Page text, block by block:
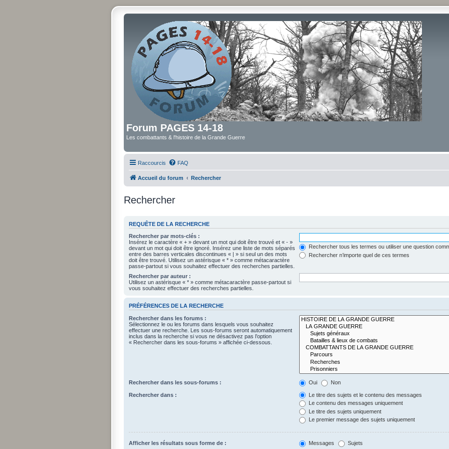
Forum PAGES 14-18
Les combattants & l'histoire de la Grande Guerre
Raccourcis FAQ
Accueil du forum Rechercher
Rechercher
REQUÊTE DE LA RECHERCHE
Rechercher par mots-clés :
Insérez le caractère « + » devant un mot qui doit être trouvé et « - »
devant un mot qui doit être ignoré. Insérez une liste de mots séparés
entre des barres verticales discontinues « | » si seul un des mots
doit être trouvé. Utilisez un astérisque « * » comme métacaractère
passe-partout si vous souhaitez effectuer des recherches partielles.
Rechercher tous les termes ou utiliser une question
Rechercher n’importe quel de ces termes
Rechercher par auteur :
Utilisez un astérisque « * » comme métacaractère passe-partout si
vous souhaitez effectuer des recherches partielles.
PRÉFÉRENCES DE LA RECHERCHE
Rechercher dans les forums :
Sélectionnez le ou les forums dans lesquels vous souhaitez
effectuer une recherche. Les sous-forums seront automatiquement
inclus dans la recherche si vous ne désactivez pas l’option
« Rechercher dans les sous-forums » affichée ci-dessous.
Rechercher dans les sous-forums : Oui Non
Rechercher dans :
Le titre des sujets et le contenu des messages
Le contenu des messages uniquement
Le titre des sujets uniquement
Le premier message des sujets uniquement
Afficher les résultats sous forme de : Messages Sujets